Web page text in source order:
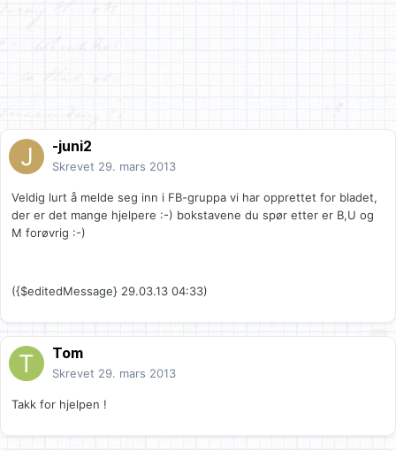
-juni2
Skrevet 29. mars 2013
Veldig lurt å melde seg inn i FB-gruppa vi har opprettet for bladet,
der er det mange hjelpere :-) bokstavene du spør etter er B,U og
M forøvrig :-)
({$editedMessage} 29.03.13 04:33)
Tom
Skrevet 29. mars 2013
Takk for hjelpen !